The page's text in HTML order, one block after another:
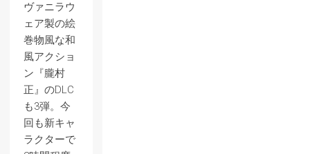
ヴァニラウ
ェア製の絵
巻物風な和
風アクショ
ン『朧村
正』のDLC
も3弾。今
回も新キャ
ラクターで